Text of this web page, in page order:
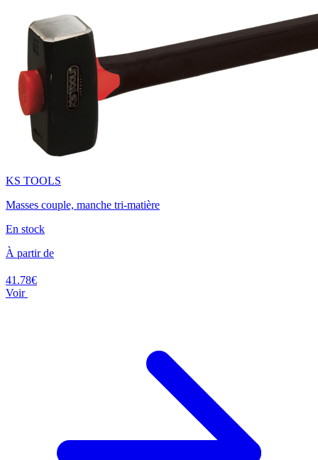
KS TOOLS
Masses couple, manche tri-matière
En stock
À partir de
41.78€
Voir